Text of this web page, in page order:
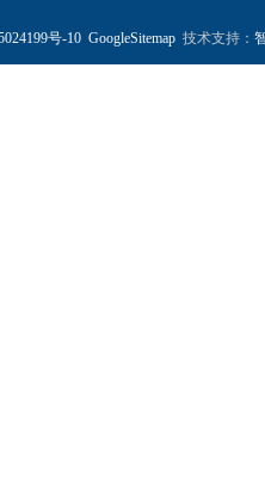
号-10 GoogleSitemap技术支持：